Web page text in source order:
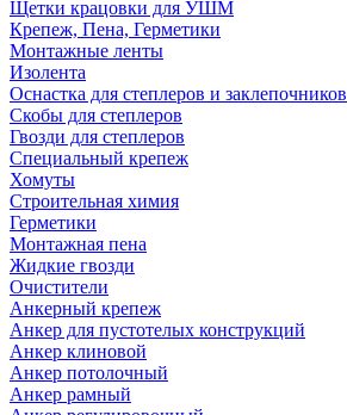
Щетки крацовки для УШМ
Крепеж, Пена, Герметики
Монтажные ленты
Изолента
Оснастка для степлеров и заклепочников
Скобы для степлеров
Гвозди для степлеров
Специальный крепеж
Хомуты
Строительная химия
Герметики
Монтажная пена
Жидкие гвозди
Очистители
Анкерный крепеж
Анкер для пустотелых конструкций
Анкер клиновой
Анкер потолочный
Анкер рамный